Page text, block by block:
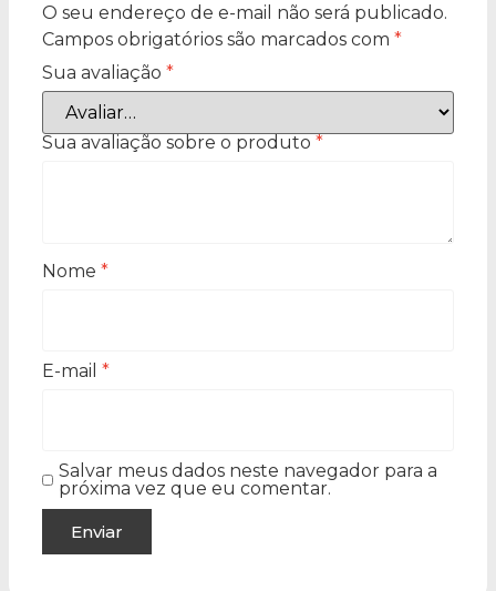
O seu endereço de e-mail não será publicado.
Campos obrigatórios são marcados com *
Sua avaliação *
Sua avaliação sobre o produto *
Nome *
E-mail *
Salvar meus dados neste navegador para a
próxima vez que eu comentar.